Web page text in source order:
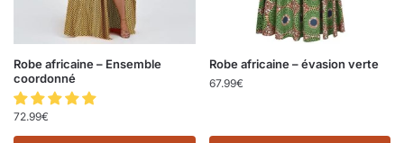
Robe africaine – Ensemble
coordonné
72.99€
Robe africaine – évasion verte
67.99€